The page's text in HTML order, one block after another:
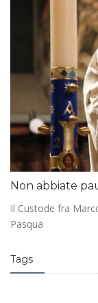
Non abbiate
Il Custode fra
Pasqua
Tags